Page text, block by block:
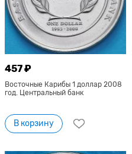
457 ₽
Восточные Карибы 1 доллар 2008
год. Центральный банк
В корзину